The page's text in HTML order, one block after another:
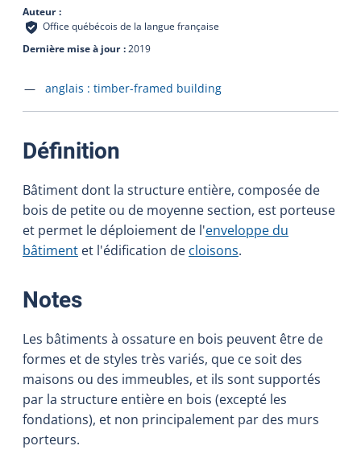
Auteur
Office québécois de la langue française
Dernière mise à jour 2019
Accéder à la fiche en
anglais : timber-framed building
Définition
Bâtiment dont la structure entière, composée de
bois de petite ou de moyenne section, est porteuse
et permet le déploiement de l'enveloppe du
bâtiment et l'édification de cloisons.
Notes:
Les bâtiments à ossature en bois peuvent être de
formes et de styles très variés, que ce soit des
maisons ou des immeubles, et ils sont supportés
par la structure entière en bois (excepté les
fondations), et non principalement par des murs
porteurs.